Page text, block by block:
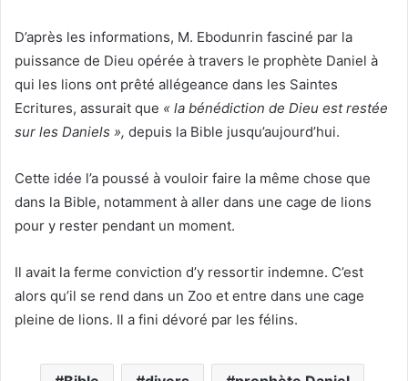
D’après les informations, M. Ebodunrin fasciné par la
puissance de Dieu opérée à travers le prophète Daniel à
qui les lions ont prêté allégeance dans les Saintes
Ecritures, assurait que « la bénédiction de Dieu est restée
sur les Daniels », depuis la Bible jusqu’aujourd’hui.
Cette idée l’a poussé à vouloir faire la même chose que
dans la Bible, notamment à aller dans une cage de lions
pour y rester pendant un moment.
Il avait la ferme conviction d’y ressortir indemne. C’est
alors qu’il se rend dans un Zoo et entre dans une cage
pleine de lions. Il a fini dévoré par les félins.